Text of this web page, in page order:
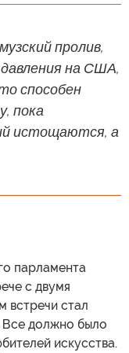
пролив,
на США,
способен
пока
истощаются, а
парламента
с двумя
встречи стал
должно было
искусства.